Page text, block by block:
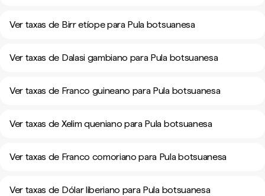
Ver taxas de Birr etíope para Pula botsuanesa
Ver taxas de Dalasi gambiano para Pula botsuanesa
Ver taxas de Franco guineano para Pula botsuanesa
Ver taxas de Xelim queniano para Pula botsuanesa
Ver taxas de Franco comoriano para Pula botsuanesa
Ver taxas de Dólar liberiano para Pula botsuanesa